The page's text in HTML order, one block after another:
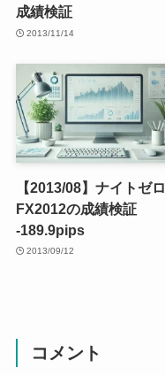
成績検証
2013/11/14
【2013/08】ナイトゼロ
FX2012の成績検証
-189.9pips
2013/09/12
コメント